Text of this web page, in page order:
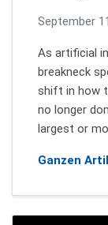
September
As artificial
breakneck
shift in how
no longer
largest or
Ganzen